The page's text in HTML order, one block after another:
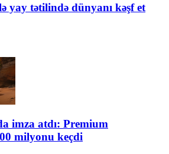
yay tətilində dünyanı kəşf et
imza atdı: Premium
milyonu keçdi